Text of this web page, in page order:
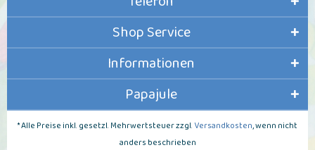
Shop Service
Informationen
Papajule
* Alle Preise inkl. gesetzl. Mehrwertsteuer zzgl. Versandkosten, wenn nicht
anders beschrieben